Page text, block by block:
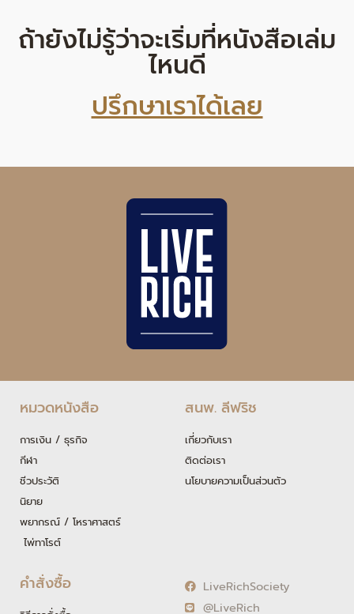
ถ้ายังไม่รู้ว่าจะเริ่มที่หนังสือเล่ม
ไหนดี
ปรึกษาเราได้เลย
หมวดหนังสือ
การเงิน / ธุรกิจ
กีฬา
ชีวประวัติ
นิยาย
พยากรณ์ / โหราศาสตร์
ไพ่ทาโรต์
สนพ. ลีฟริช
เกี่ยวกับเรา
ติดต่อเรา
นโยบายความเป็นส่วนตัว
คำสั่งซื้อ
LiveRichSociety
@LiveRich